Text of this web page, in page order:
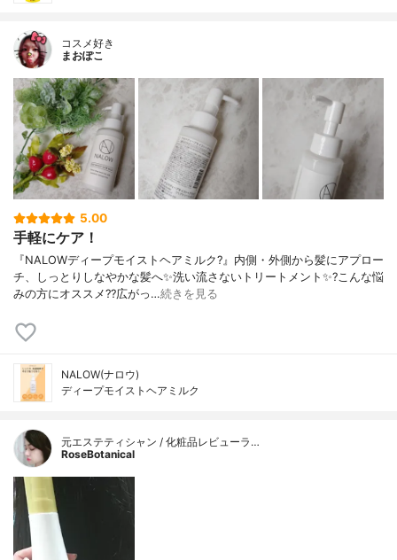
コスメ好き
まおぽこ
5.00
手軽にケア！
『NALOWディープモイストヘアミルク?』内側・外側から髪にアプロー
チ、しっとりしなやかな髪へ✨洗い流さないトリートメント✨?こんな悩
みの方にオススメ??広がっ…続きを見る
NALOW(ナロウ)
ディープモイストヘアミルク
元エステティシャン / 化粧品レビューラ…
RoseBotanical